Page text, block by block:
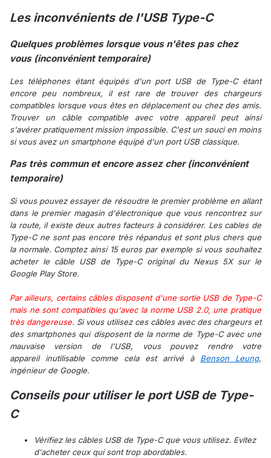
Les inconvénients de l'USB Type-C
Quelques problèmes lorsque vous n'êtes pas chez
vous (inconvénient temporaire)
Les téléphones étant équipés d'un port USB de Type-C étant
encore peu nombreux, il est rare de trouver des chargeurs
compatibles lorsque vous êtes en déplacement ou chez des amis.
Trouver un câble compatible avec votre appareil peut ainsi
s'avérer pratiquement mission impossible. C'est un souci en moins
si vous avez un smartphone équipé d'un port USB classique.
Pas très commun et encore assez cher (inconvénient
temporaire)
Si vous pouvez essayer de résoudre le premier problème en allant
dans le premier magasin d'électronique que vous rencontrez sur
la route, il existe deux autres facteurs à considérer. Les cables de
Type-C ne sont pas encore très répandus et sont plus chers que
la normale. Comptez ainsi 15 euros par exemple si vous souhaitez
acheter le câble USB de Type-C original du Nexus 5X sur le
Google Play Store.
Par ailleurs, certains câbles disposent d'une sortie USB de Type-C
mais ne sont compatibles qu'avec la norme USB 2.0, une pratique
très dangereuse. Si vous utilisez ces câbles avec des chargeurs et
des smartphones qui disposent de la norme de Type-C avec une
mauvaise version de l'USB, vous pouvez rendre votre
appareil inutilisable comme cela est arrivé à Benson Leung,
ingénieur de Google.
Conseils pour utiliser le port USB de Type-
C
Vérifiez les câbles USB de Type-C que vous utilisez. Evitez
d'acheter ceux qui sont trop abordables.